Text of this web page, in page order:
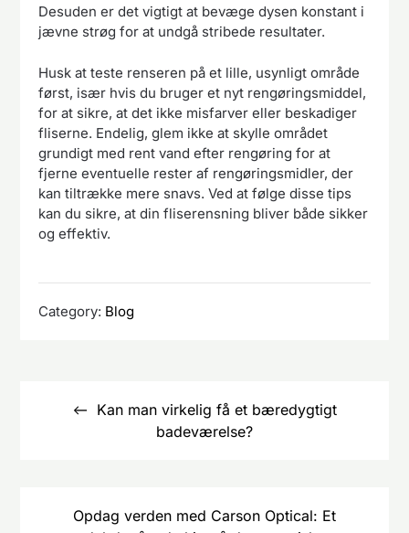
Desuden er det vigtigt at bevæge dysen konstant i
jævne strøg for at undgå stribede resultater.
Husk at teste renseren på et lille, usynligt område
først, især hvis du bruger et nyt rengøringsmiddel,
for at sikre, at det ikke misfarver eller beskadiger
fliserne. Endelig, glem ikke at skylle området
grundigt med rent vand efter rengøring for at
fjerne eventuelle rester af rengøringsmidler, der
kan tiltrække mere snavs. Ved at følge disse tips
kan du sikre, at din fliserensning bliver både sikker
og effektiv.
Category: Blog
Kan man virkelig få et bæredygtigt
badeværelse?
Opdag verden med Carson Optical: Et